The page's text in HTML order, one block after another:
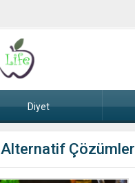
Diyet
Alternatif Çözümler